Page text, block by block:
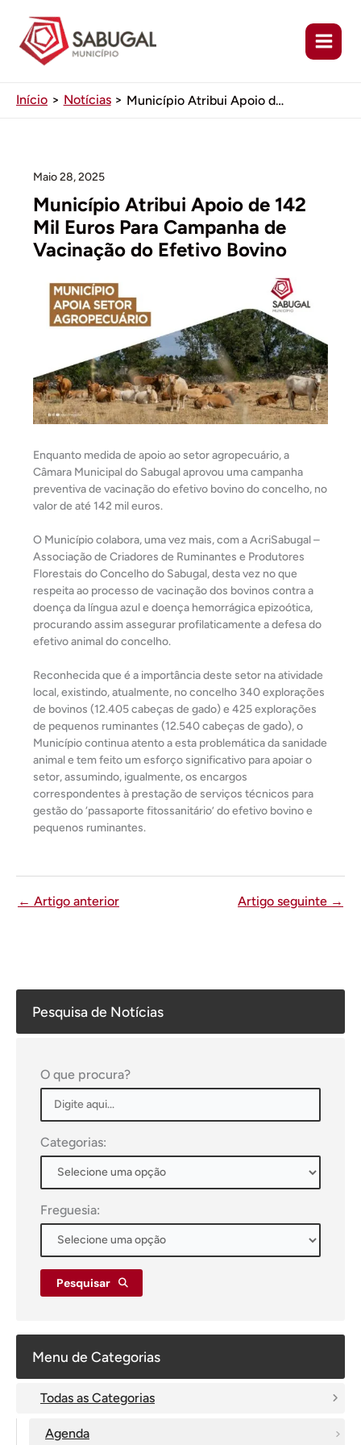
conteúdo
Início Notícias Município Atribui Apoio de 142 Mil Euros Para Campanha de Vacinação do Efetivo Bovino
Pesquisa de Notícias
O que procura?
Categorias:
Freguesia:
Pesquisar
Menu de Categorias
Todas as Categorias
Agenda
Maio 28, 2025
Município Atribui Apoio de 142
Mil Euros Para Campanha de
Vacinação do Efetivo Bovino
Enquanto medida de apoio ao setor agropecuário, a
Câmara Municipal do Sabugal aprovou uma campanha
preventiva de vacinação do efetivo bovino do concelho, no
valor de até 142 mil euros.
O Município colabora, uma vez mais, com a AcriSabugal –
Associação de Criadores de Ruminantes e Produtores
Florestais do Concelho do Sabugal, desta vez no que
respeita ao processo de vacinação dos bovinos contra a
doença da língua azul e doença hemorrágica epizoótica,
procurando assim assegurar profilaticamente a defesa do
efetivo animal do concelho.
Reconhecida que é a importância deste setor na atividade
local, existindo, atualmente, no concelho 340 explorações
de bovinos (12.405 cabeças de gado) e 425 explorações
de pequenos ruminantes (12.540 cabeças de gado), o
Município continua atento a esta problemática da sanidade
animal e tem feito um esforço significativo para apoiar o
setor, assumindo, igualmente, os encargos
correspondentes à prestação de serviços técnicos para
gestão do ‘passaporte fitossanitário’ do efetivo bovino e
pequenos ruminantes.
← Artigo anterior Artigo seguinte →